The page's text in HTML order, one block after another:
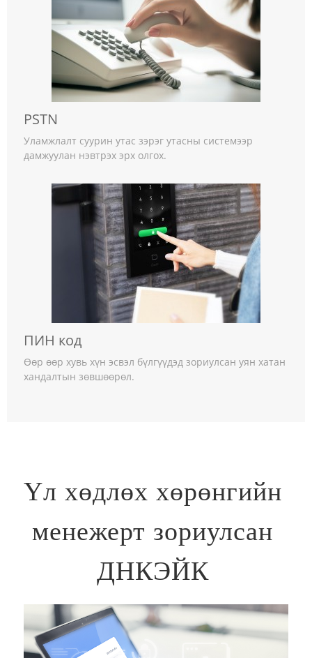
PSTN
Уламжлалт суурин утас зэрэг утасны системээр
дамжуулан нэвтрэх эрх олгох.
ПИН код
Өөр өөр хувь хүн эсвэл бүлгүүдэд зориулсан уян хатан
хандалтын зөвшөөрөл.
Үл хөдлөх хөрөнгийн
менежерт зориулсан
ДНКЭЙК